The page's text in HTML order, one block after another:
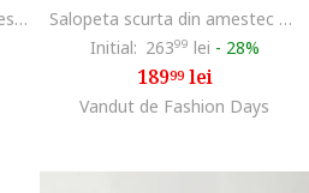
Pantaloni de trening din amestec de bumbac cu model grafic, Negru
Salopeta scurta din amestec de in si bumbac si imprimeu, Multicolor
Initial: 26399 lei - 28%
18999lei
Vandut de Fashion Days